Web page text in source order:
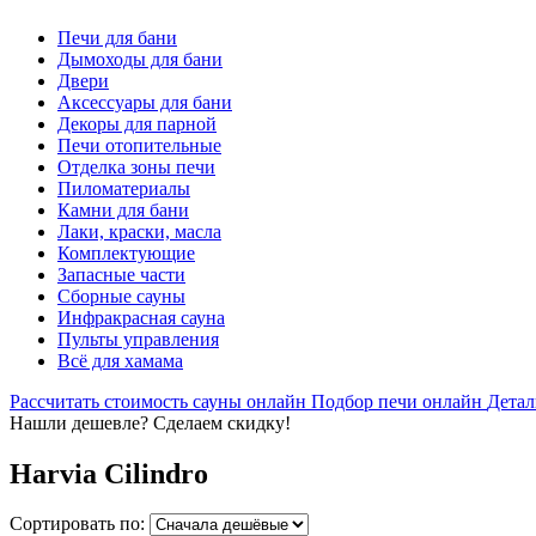
Печи для бани
Дымоходы для бани
Двери
Аксессуары для бани
Декоры для парной
Печи отопительные
Отделка зоны печи
Пиломатериалы
Камни для бани
Лаки, краски, масла
Комплектующие
Запасные части
Сборные сауны
Инфракрасная сауна
Пульты управления
Всё для хамама
Рассчитать стоимость сауны онлайн Подбор печи онлайн
Нашли дешевле? Сделаем скидку!
Harvia Cilindro
Сортировать по: